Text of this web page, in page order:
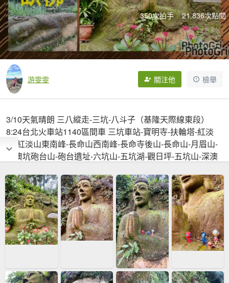
350次拍手 21,836次點閱
游雯雯 關注他 檢舉
3/10天氣晴朗 三八縱走-三坑-八斗子（基隆天際線東段）
8:24台北火車站1140區間車 三坑車站-寶明寺-扶輪塔-紅淡
山-紅淡山東南峰-長命山西南峰-長命寺後山-長命山-月眉山-
深澳坑砲台山-砲台遺址-六坑山-五坑湖-觀日坪-五坑山-深澳
炮台山群峰-三角洲嶺北峰主峰-獅球嶺池-獅球湖-紅龍山東南
峰主峰-蚵殼港山-基隆